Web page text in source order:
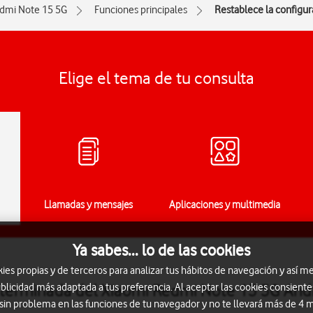
Note 15 5G Funciones principales Restablece la
Elige el tema de tu consulta
Llamadas y mensajes Aplicaciones y multimedia
del Xiaomi Redmi Note 15 5G
Ya sabes... lo de las cookies
propias y de terceros para analizar tus hábitos de navegación y así
más adaptada a tus preferencia. Al aceptar las cookies
problema en las funciones de tu navegador y no te llevará más de 4